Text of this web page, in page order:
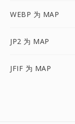
WEBP 为 MAP
JP2 为 MAP
JFIF 为 MAP